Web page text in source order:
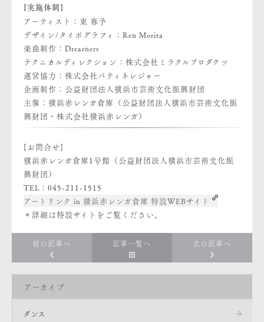
[実施体制]
アーティスト：東 春予
デザイン/タイポグラフィ：Ren Morita
楽曲制作：Drearners
テクニカルディレクション：株式会社ミラクルプロダクツ
運営協力：株式会社パティネレジャー
企画制作：公益財団法人横浜市芸術文化振興財団
主催：横浜赤レンガ倉庫（公益財団法人横浜市芸術文化振
興財団・株式会社横浜赤レンガ）
[お問合せ]
横浜赤レンガ倉庫1号館（公益財団法人横浜市芸術文化振
興財団）
TEL：045-211-1515
アートリンク in 横浜赤レンガ倉庫 特設WEBサイト
＊詳細は特設サイトをご覧ください。
前の記事へ 記事一覧へ 次の記事へ
アーカイブ
ダンス